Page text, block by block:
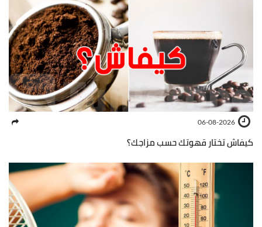
06-08-2026
كيفاش تختار قهوتك حسب مزاجك؟